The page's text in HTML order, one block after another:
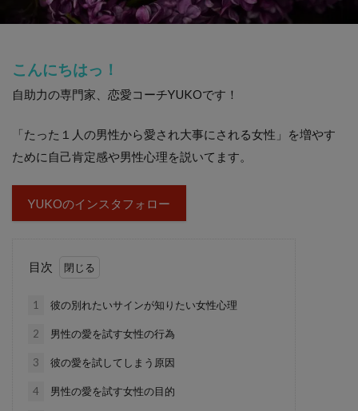
こんにちはっ！
自助力の専門家、恋愛コーチYUKOです！
「たった１人の男性から愛され大事にされる女性」を増やす
ために自己肯定感や男性心理を説いてます。
YUKOのインスタフォロー
目次
1 彼の別れたいサインが知りたい女性心理
2 男性の愛を試す女性の行為
3 彼の愛を試してしまう原因
4 男性の愛を試す女性の目的